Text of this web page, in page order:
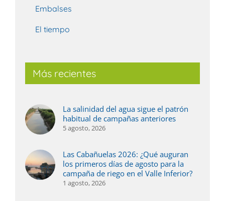
Embalses
El tiempo
Más recientes
La salinidad del agua sigue el patrón
habitual de campañas anteriores
5 agosto, 2026
Las Cabañuelas 2026: ¿Qué auguran
los primeros días de agosto para la
campaña de riego en el Valle Inferior?
1 agosto, 2026